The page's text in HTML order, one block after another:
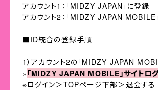
アカウント1：「MIDZY JAPAN」に登録
アカウント2：「MIDZY JAPAN MOBILE
■ID統合の登録手順
-----------
1）アカウント2の「MIDZY JAPAN
» 「MIDZY JAPAN MOBILE」サイトロ
※ログイン＞TOPページ下部＞退会する